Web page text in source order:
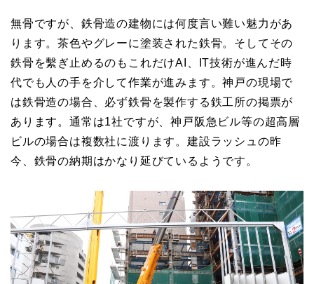
無骨ですが、鉄骨造の建物には何度言い難い魅力があ
ります。茶色やグレーに塗装された鉄骨。そしてその
鉄骨を繫ぎ止めるのもこれだけAI、IT技術が進んだ時
代でも人の手を介して作業が進みます。神戸の現場で
は鉄骨造の場合、必ず鉄骨を製作する鉄工所の掲票が
あります。通常は1社ですが、神戸阪急ビル等の超高層
ビルの場合は複数社に渡ります。建設ラッシュの昨
今、鉄骨の納期はかなり延びているようです。